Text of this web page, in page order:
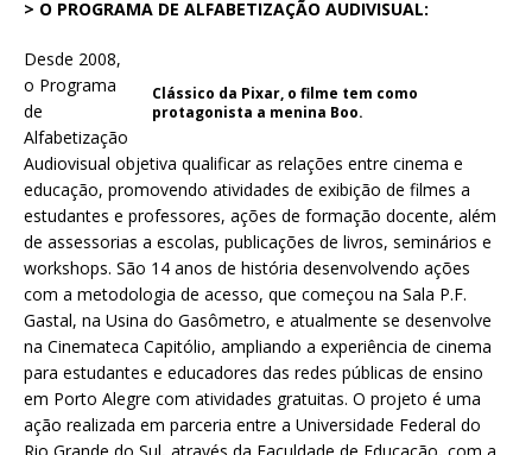
> O PROGRAMA DE ALFABETIZAÇÃO AUDIVISUAL:
Clássico da Pixar, o filme tem como
protagonista a menina Boo.
Desde 2008,
o Programa
de
Alfabetização
Audiovisual objetiva qualificar as relações entre cinema e
educação, promovendo atividades de exibição de filmes a
estudantes e professores, ações de formação docente, além
de assessorias a escolas, publicações de livros, seminários e
workshops. São 14 anos de história desenvolvendo ações
com a metodologia de acesso, que começou na Sala P.F.
Gastal, na Usina do Gasômetro, e atualmente se desenvolve
na Cinemateca Capitólio, ampliando a experiência de cinema
para estudantes e educadores das redes públicas de ensino
em Porto Alegre com atividades gratuitas. O projeto é uma
ação realizada em parceria entre a Universidade Federal do